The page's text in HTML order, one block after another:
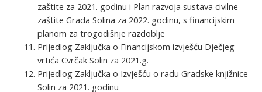
zaštite za 2021. godinu i Plan razvoja sustava civilne
zaštite Grada Solina za 2022. godinu, s financijskim
planom za trogodišnje razdoblje
Prijedlog Zaključka o Financijskom izvješću Dječjeg
vrtića Cvrčak Solin za 2021.g.
Prijedlog Zaključka o Izvješću o radu Gradske knjižnice
Solin za 2021. godinu